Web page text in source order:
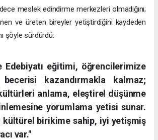
meslek edindirme merkezleri olmadığını;
ve üreten bireyler yetiştirdiğini kaydeden
şöyle sürdürdü:
Edebiyatı eğitimi, öğrencilerimize
kazandırmakla kalmaz;
anlama, eleştirel düşünme
yorumlama yetisi sunar.
kültürel birikime sahip, iyi yetişmiş
var."